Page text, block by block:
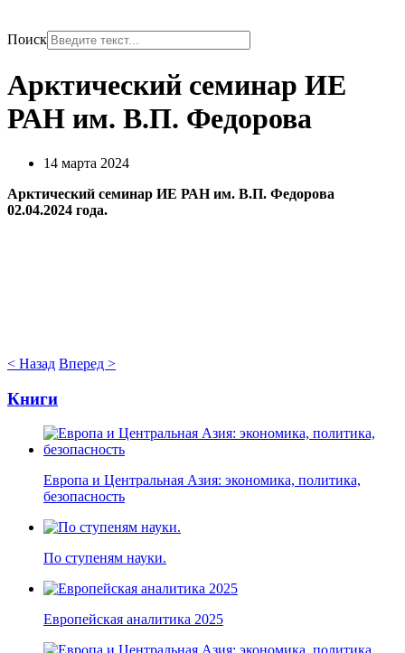
Поиск
Арктический семинар ИЕ
РАН им. В.П. Федорова
14 марта 2024
Арктический семинар ИЕ РАН им. В.П. Федорова
02.04.2024 года.
< Назад Вперед >
Книги
Европа и Центральная Азия: экономика, политика,
безопасность
По ступеням науки.
Европейская аналитика 2025